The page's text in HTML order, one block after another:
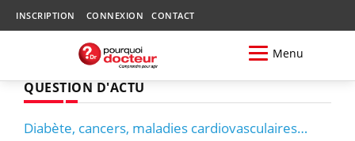
INSCRIPTION CONNEXION CONTACT
Menu
QUESTION D'ACTU
Diabète, cancers, maladies cardiovasculaires…